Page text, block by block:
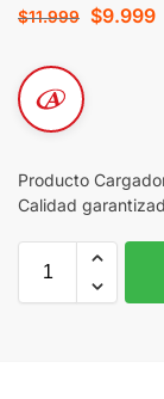
$11.999 $9.999
Producto
Calidad